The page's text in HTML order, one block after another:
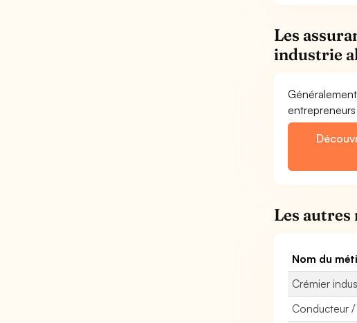
Les
industrie
Les
Nom du
Crémier
Conducteur